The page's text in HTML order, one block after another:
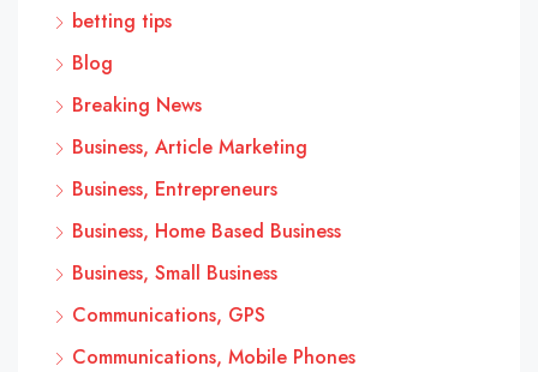
betting tips
Blog
Breaking News
Business, Article Marketing
Business, Entrepreneurs
Business, Home Based Business
Business, Small Business
Communications, GPS
Communications, Mobile Phones